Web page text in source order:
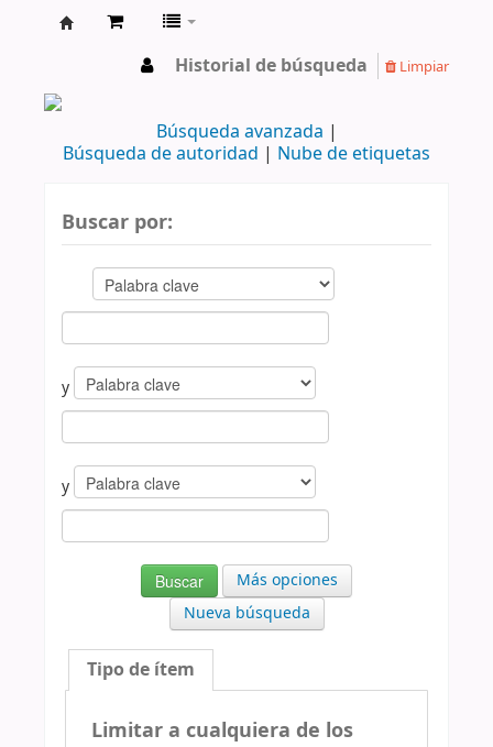
Historial de búsqueda Limpiar
Búsqueda avanzada
Búsqueda de autoridad
Nube de etiquetas
Buscar por:
y
y
Más opciones
Nueva búsqueda
Tipo de ítem
Limitar a cualquiera de los